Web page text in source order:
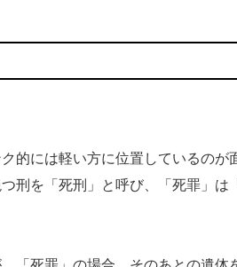
的には軽い方に位置しているのが
刑を「死刑」と呼び、「死罪」は